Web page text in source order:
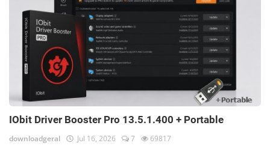
IObit Driver Booster Pro 13.5.1.400 + Portable
downloadgeral Jul 16, 2026 7 69817